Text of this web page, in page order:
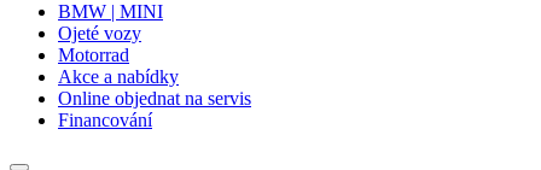
BMW | MINI
Ojeté vozy
Motorrad
Akce a nabídky
Online objednat na servis
Financování